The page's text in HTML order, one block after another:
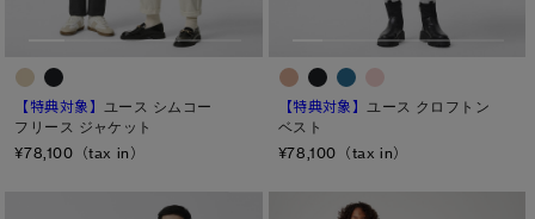
TEI１：5℃/-5℃
TEI2：０℃/-１5℃
TEI3：-10℃/-20℃
TEI4：-15℃/-25℃
【特典対象】ユース シムコー
フリース ジャケット
¥78,100（tax in）
【特典対象】ユース クロフトン
ベスト
¥78,100（tax in）